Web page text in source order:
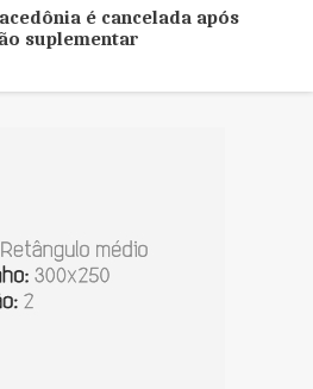
é cancelada após
suplementar